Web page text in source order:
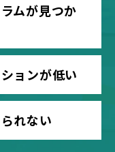
ムが見つか
ョンが低い
れない